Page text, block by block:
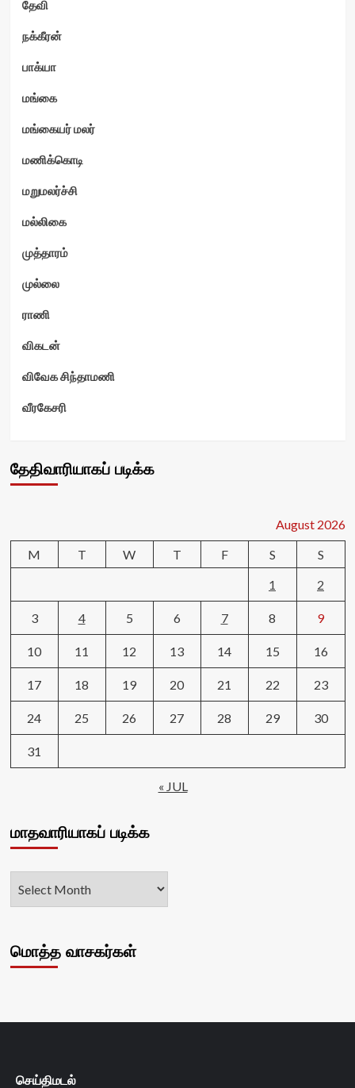
தேவி
நக்கீரன்
பாக்யா
மங்கை
மங்கையர் மலர்
மணிக்கொடி
மறுமலர்ச்சி
மல்லிகை
முத்தாரம்
முல்லை
ராணி
விகடன்
விவேக சிந்தாமணி
வீரகேசரி
தேதிவாரியாகப் படிக்க
August 2026
M
T W T F S
S
1
2
3 4 5 6 7 8 9
10 11 12 13 14 15 16
17 18 19 20 21 22 23
24 25 26 27 28 29 30
31
« JUL
மாதவாரியாகப் படிக்க
மொத்த வாசகர்கள்
செய்திமடல்